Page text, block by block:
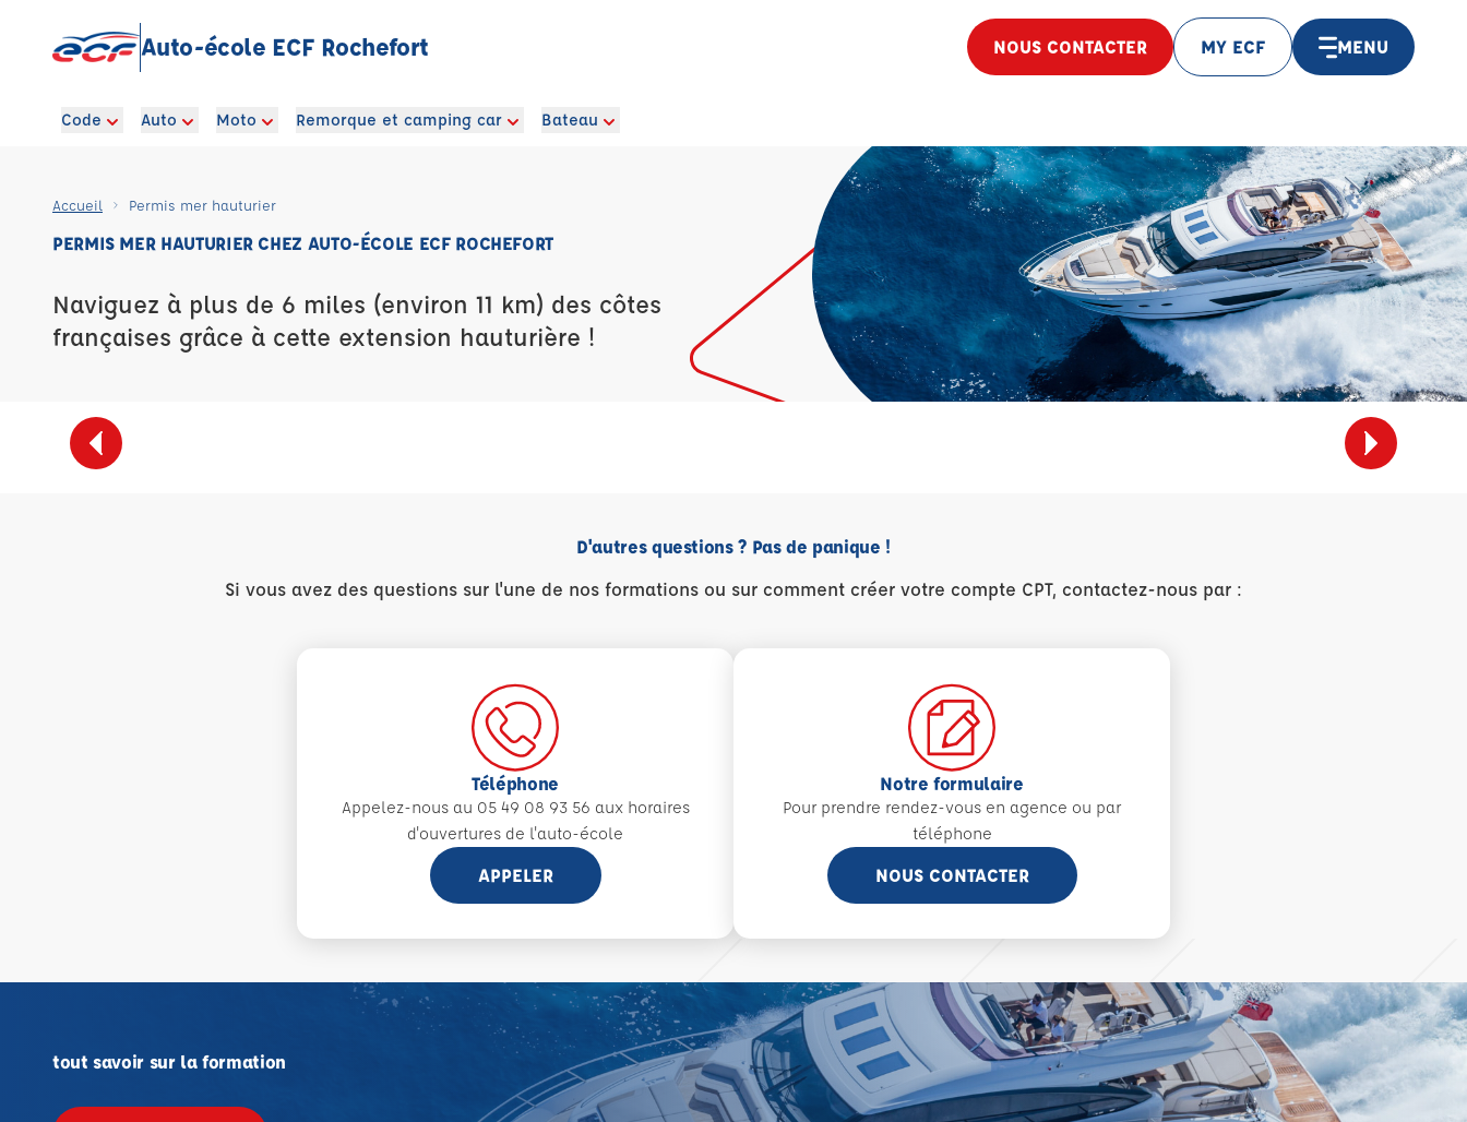
Auto-école ECF Rochefort NOUS CONTACTER MY ECF MENU
Code Auto Moto Remorque et camping car Bateau
Accueil Permis mer hauturier
PERMIS MER HAUTURIER CHEZ AUTO-ÉCOLE ECF ROCHEFORT
Naviguez à plus de 6 miles (environ 11 km) des côtes
françaises grâce à cette extension hauturière !
D'autres questions ? Pas de panique !
Si vous avez des questions sur l'une de nos formations ou sur comment créer votre compte CPT, contactez-nous par :
Téléphone
Appelez-nous au 05 49 08 93 56 aux horaires
d'ouvertures de l'auto-école
APPELER
Notre formulaire
Pour prendre rendez-vous en agence ou par
téléphone
NOUS CONTACTER
tout savoir sur la formation